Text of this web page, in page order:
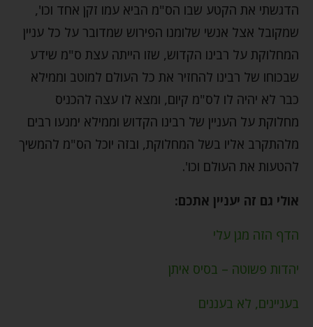
הדגשתי את הקטע שבו הס"מ הביא עמו זקן אחד וכו',
שמקובל אצל אנשי שלומנו הפירוש שמדובר על כל עניין
המחלוקת על רבינו הקדוש, שזו הייתה עצת ס"מ שידע
שבכוחו של רבינו להחזיר את כל העולם למוטב וממילא
כבר לא יהיה לו לס"מ קיום, ומצא לו עצה להכניס
מחלוקת על העניין של רבינו הקדוש וממילא ימנעו רבים
מלהתקרב אליו בשל המחלוקת, ובזה יוכל הס"מ להמשיך
להטעות את העולם וכו'.
אולי גם זה יעניין אתכם:
הדף הזה מגן עלי
יהדות פשוטה – בסיס איתן
בעניינים, לא בעננים